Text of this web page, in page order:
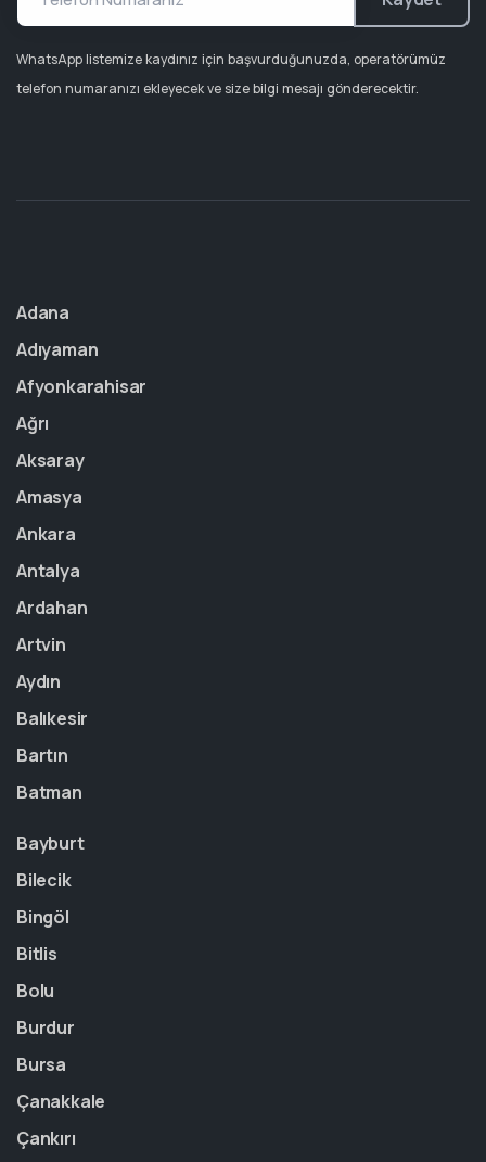
WhatsApp listemize kaydınız için başvurduğunuzda, operatörümüz
telefon numaranızı ekleyecek ve size bilgi mesajı gönderecektir.
Adana
Adıyaman
Afyonkarahisar
Ağrı
Aksaray
Amasya
Ankara
Antalya
Ardahan
Artvin
Aydın
Balıkesir
Bartın
Batman
Bayburt
Bilecik
Bingöl
Bitlis
Bolu
Burdur
Bursa
Çanakkale
Çankırı